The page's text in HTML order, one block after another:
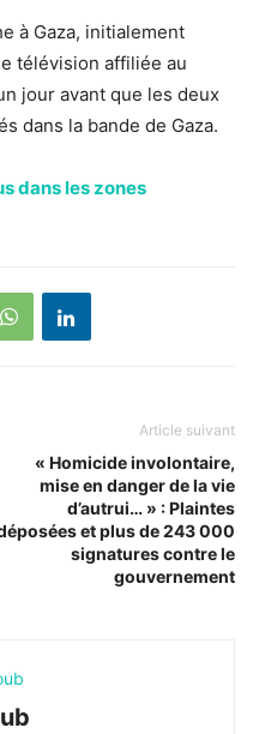
à Gaza, initialement
télévision affiliée au
jour avant que les deux
dans la bande de Gaza.
dans les zones
Article suivant
« Homicide involontaire,
mise en danger de la vie
d’autrui… » : Plaintes
et plus de 243 000
signatures contre le
gouvernement